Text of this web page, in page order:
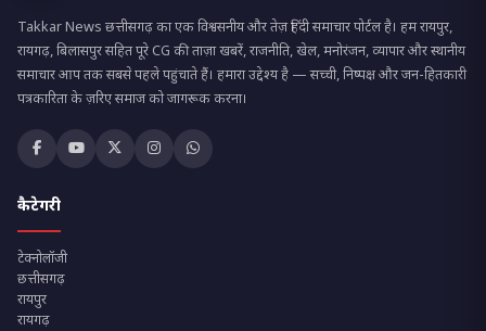
Takkar News छत्तीसगढ़ का एक विश्वसनीय और तेज़ हिंदी समाचार पोर्टल है। हम रायपुर,
रायगढ़, बिलासपुर सहित पूरे CG की ताज़ा खबरें, राजनीति, खेल, मनोरंजन, व्यापार और स्थानीय
समाचार आप तक सबसे पहले पहुंचाते हैं। हमारा उद्देश्य है — सच्ची, निष्पक्ष और जन-हितकारी
पत्रकारिता के ज़रिए समाज को जागरूक करना।
कैटेगरी
टेक्नोलॉजी
छत्तीसगढ़
रायपुर
रायगढ़